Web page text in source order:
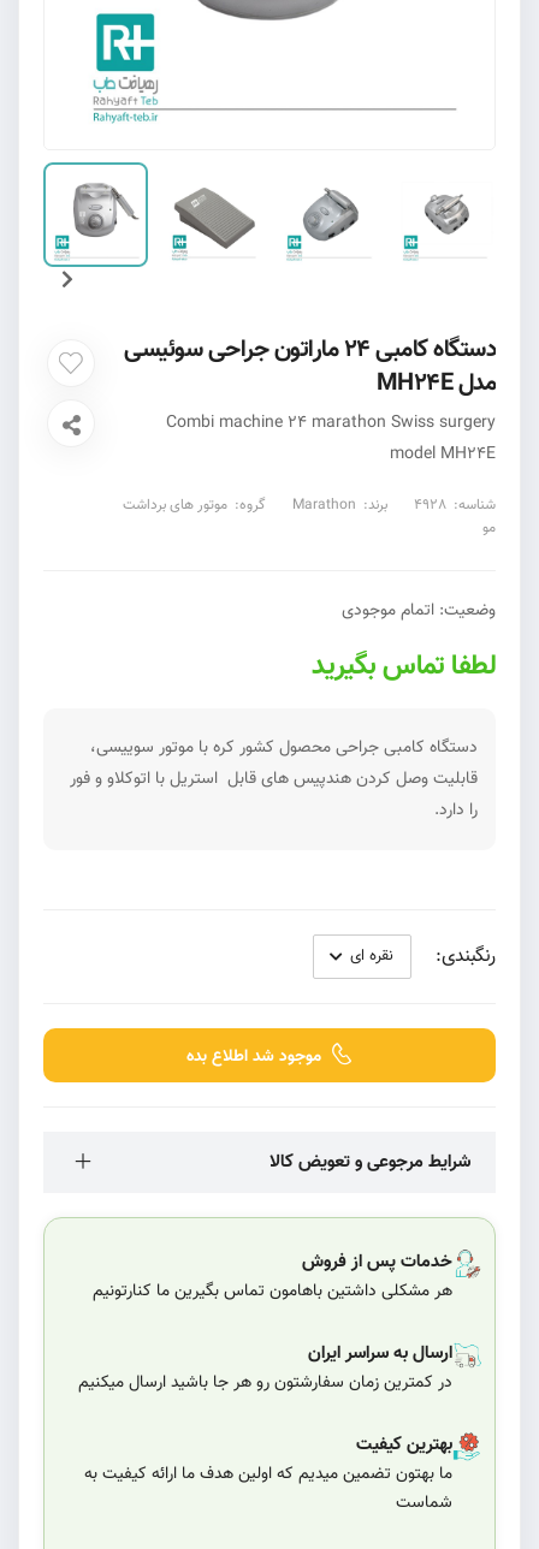
دستگاه کامبی 24 ماراتون جراحی سوئیسی
مدل MH24E
Combi machine 24 marathon Swiss surgery
model MH24E
شناسه: 4928 برند: Marathon گروه: موتور های برداشت
مو
وضعیت: اتمام موجودی
لطفا تماس بگیرید
دستگاه کامبی جراحی محصول کشور کره با موتور سوییسی،
قابلیت وصل کردن هندپیس های قابل استریل با اتوکلاو و فور
را دارد.
رنگبندی:
موجود شد اطلاع بده
شرایط مرجوعی و تعویض کالا
خدمات پس از فروش
هر مشکلی داشتین باهامون تماس بگیرین ما کنارتونیم
ارسال به سراسر ایران
در کمترین زمان سفارشتون رو هر جا باشید ارسال میکنیم
بهترین کیفیت
ما بهتون تضمین میدیم که اولین هدف ما ارائه کیفیت به
شماست